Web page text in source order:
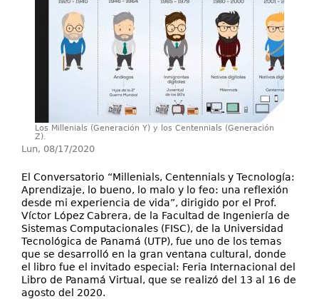
Servicios
Los Millenials (Generación Y) y los Centennials (Generación
Z).
Lun, 08/17/2020
El Conversatorio “Millenials, Centennials y Tecnología:
Aprendizaje, lo bueno, lo malo y lo feo: una reflexión
desde mi experiencia de vida”, dirigido por el Prof.
Víctor López Cabrera, de la Facultad de Ingeniería de
Sistemas Computacionales (FISC), de la Universidad
Tecnológica de Panamá (UTP), fue uno de los temas
que se desarrolló en la gran ventana cultural, donde
el libro fue el invitado especial: Feria Internacional del
Libro de Panamá Virtual, que se realizó del 13 al 16 de
agosto del 2020.